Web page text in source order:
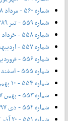
شماره ۵۶۰ - مرداد ۱۳۹۸
شماره ۵۵۹ - تیر ۱۳۸۹
شماره ۵۵۸ - خرداد ۱۳۹۸
شماره ۵۵۷ - اردیبهشت ۱۳۹۸
شماره ۵۵۶ - فروردین ۱۳۹۸
شماره ۵۵۵ - اسفند ۱۳۹۷
شماره ۵۵۴ - ۱۰ بهمن ۱۳۹۷
شماره ۵۵۳ - بهمن ۱۳۹۷
شماره ۵۵۲ - دی ۱۳۹۷